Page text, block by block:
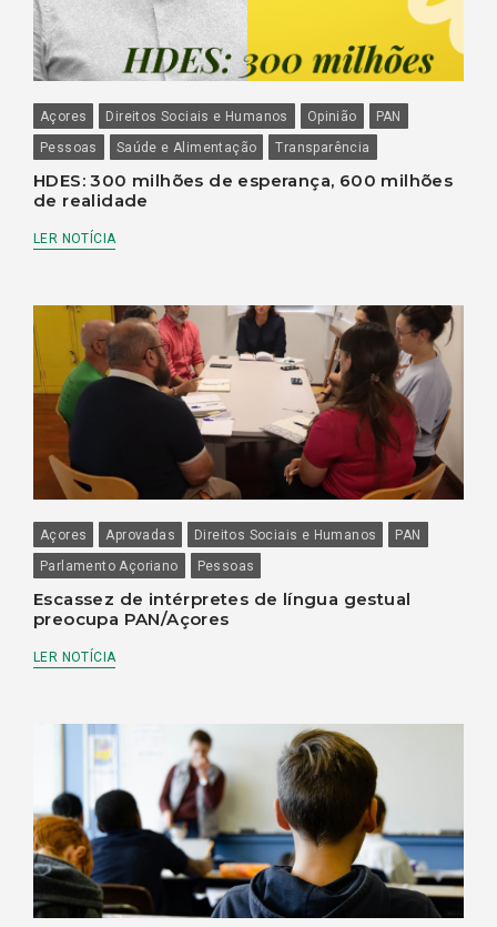
Açores Direitos Sociais e Humanos Opinião
PAN
Pessoas
Saúde e Alimentação Transparência
HDES: 300 milhões de esperança, 600 milhões
de realidade
LER NOTÍCIA
Açores Aprovadas Direitos Sociais e Humanos
PAN
Parlamento Açoriano
Pessoas
Escassez de intérpretes de língua gestual
preocupa PAN/Açores
LER NOTÍCIA